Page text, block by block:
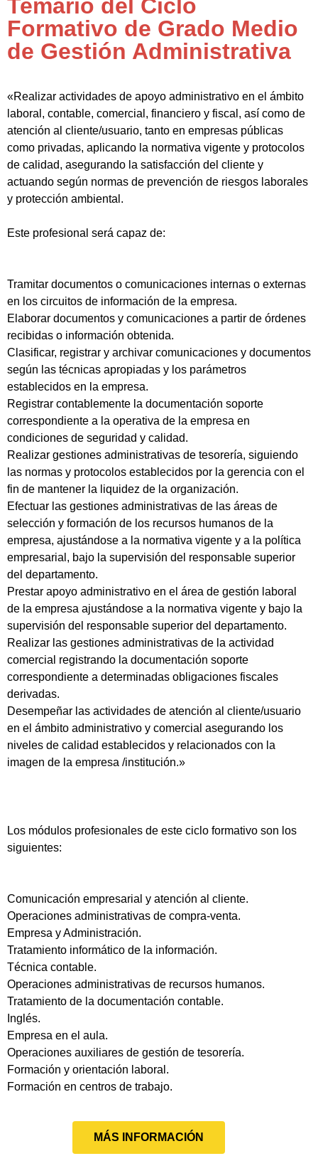
Temario del Ciclo
Formativo de Grado Medio
de Gestión Administrativa
«Realizar actividades de apoyo administrativo en el ámbito
laboral, contable, comercial, financiero y fiscal, así como de
atención al cliente/usuario, tanto en empresas públicas
como privadas, aplicando la normativa vigente y protocolos
de calidad, asegurando la satisfacción del cliente y
actuando según normas de prevención de riesgos laborales
y protección ambiental.
Este profesional será capaz de:
Tramitar documentos o comunicaciones internas o externas
en los circuitos de información de la empresa.
Elaborar documentos y comunicaciones a partir de órdenes
recibidas o información obtenida.
Clasificar, registrar y archivar comunicaciones y documentos
según las técnicas apropiadas y los parámetros
establecidos en la empresa.
Registrar contablemente la documentación soporte
correspondiente a la operativa de la empresa en
condiciones de seguridad y calidad.
Realizar gestiones administrativas de tesorería, siguiendo
las normas y protocolos establecidos por la gerencia con el
fin de mantener la liquidez de la organización.
Efectuar las gestiones administrativas de las áreas de
selección y formación de los recursos humanos de la
empresa, ajustándose a la normativa vigente y a la política
empresarial, bajo la supervisión del responsable superior
del departamento.
Prestar apoyo administrativo en el área de gestión laboral
de la empresa ajustándose a la normativa vigente y bajo la
supervisión del responsable superior del departamento.
Realizar las gestiones administrativas de la actividad
comercial registrando la documentación soporte
correspondiente a determinadas obligaciones fiscales
derivadas.
Desempeñar las actividades de atención al cliente/usuario
en el ámbito administrativo y comercial asegurando los
niveles de calidad establecidos y relacionados con la
imagen de la empresa /institución.»
Los módulos profesionales de este ciclo formativo son los
siguientes:
Comunicación empresarial y atención al cliente.
Operaciones administrativas de compra-venta.
Empresa y Administración.
Tratamiento informático de la información.
Técnica contable.
Operaciones administrativas de recursos humanos.
Tratamiento de la documentación contable.
Inglés.
Empresa en el aula.
Operaciones auxiliares de gestión de tesorería.
Formación y orientación laboral.
Formación en centros de trabajo.
MÁS INFORMACIÓN